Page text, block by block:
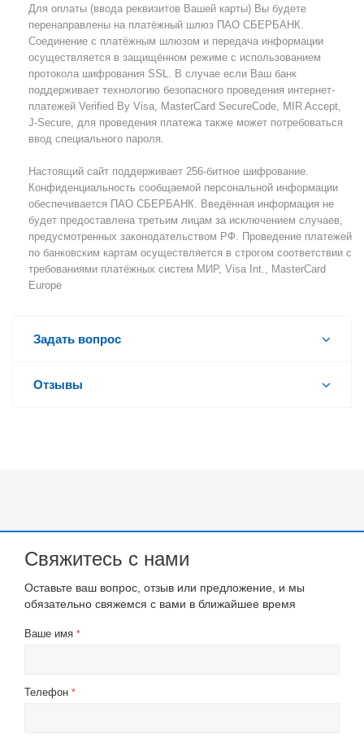
Для оплаты (ввода реквизитов Вашей карты) Вы будете
перенаправлены на платёжный шлюз ПАО СБЕРБАНК.
Соединение с платёжным шлюзом и передача информации
осуществляется в защищённом режиме с использованием
протокола шифрования SSL. В случае если Ваш банк
поддерживает технологию безопасного проведения интернет-
платежей Verified By Visa, MasterCard SecureCode, MIR Accept,
J-Secure, для проведения платежа также может потребоваться
ввод специального пароля.
Настоящий сайт поддерживает 256-битное шифрование.
Конфиденциальность сообщаемой персональной информации
обеспечивается ПАО СБЕРБАНК. Введённая информация не
будет предоставлена третьим лицам за исключением случаев,
предусмотренных законодательством РФ. Проведение платежей
по банковским картам осуществляется в строгом соответствии с
требованиями платёжных систем МИР, Visa Int., MasterCard
Europe
Задать вопрос
Отзывы
Свяжитесь с нами
Оставьте ваш вопрос, отзыв или предложение, и мы
обязательно свяжемся с вами в ближайшее время
Ваше имя *
Телефон *